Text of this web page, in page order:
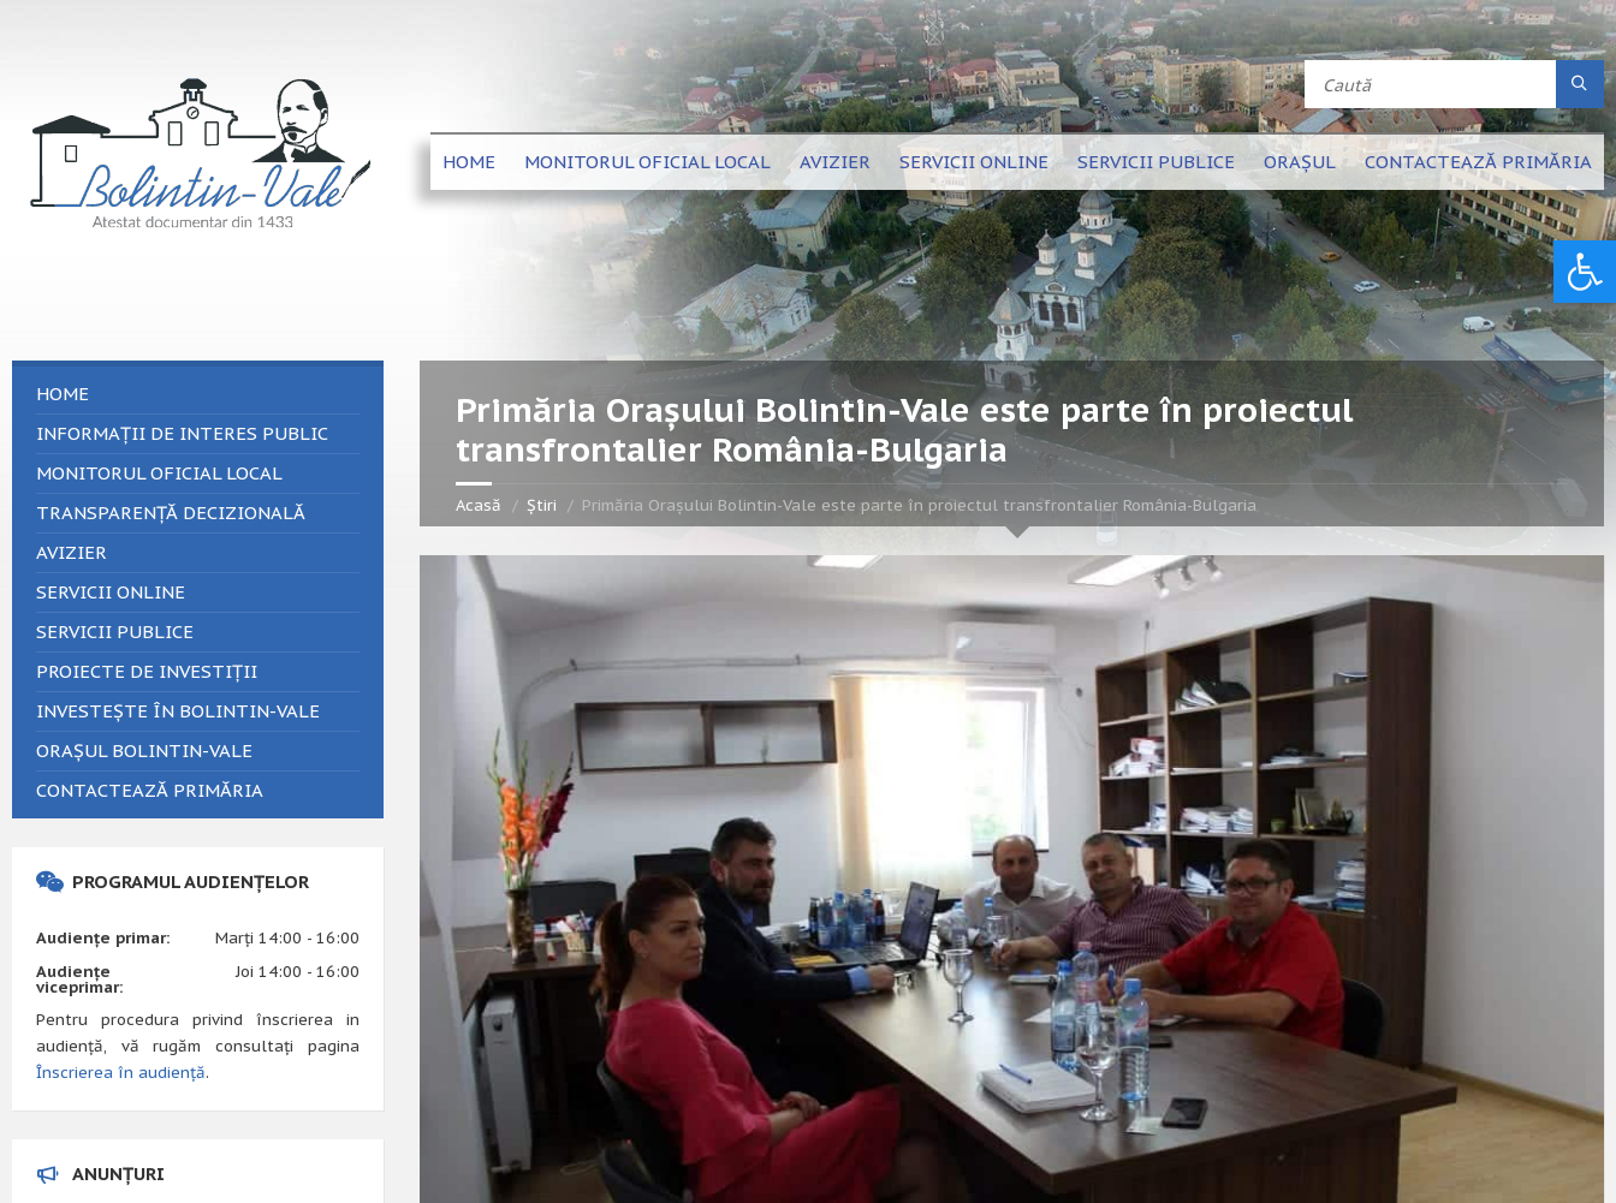
HOME MONITORUL OFICIAL LOCAL AVIZIER SERVICII ONLINE SERVICII PUBLICE ORAȘUL CONTACTEAZĂ PRIMĂRIA
Primăria Orașului Bolintin-Vale este parte în proiectul
transfrontalier România-Bulgaria
Acasă Știri Primăria Orașului Bolintin-Vale este parte în proiectul transfrontalier România-Bulgaria
HOME
INFORMAȚII DE INTERES PUBLIC
MONITORUL OFICIAL LOCAL
TRANSPARENȚĂ DECIZIONALĂ
AVIZIER
SERVICII ONLINE
SERVICII PUBLICE
PROIECTE DE INVESTIȚII
INVESTEȘTE ÎN BOLINTIN-VALE
ORAȘUL BOLINTIN-VALE
CONTACTEAZĂ PRIMĂRIA
PROGRAMUL AUDIENȚELOR
Audiențe primar:
Marți 14:00 - 16:00
Audiențe
viceprimar:
Joi 14:00 - 16:00
Pentru procedura privind înscrierea in
audiență, vă rugăm consultați pagina
Înscrierea în audiență.
ANUNȚURI
Deschide bara de unelte